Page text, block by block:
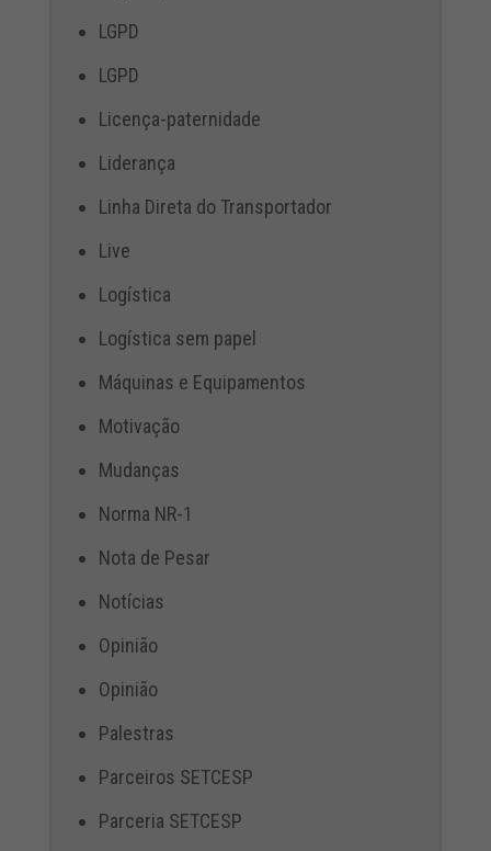
LGPD
LGPD
Licença-paternidade
Liderança
Linha Direta do Transportador
Live
Logística
Logística sem papel
Máquinas e Equipamentos
Motivação
Mudanças
Norma NR-1
Nota de Pesar
Notícias
Opinião
Opinião
Palestras
Parceiros SETCESP
Parceria SETCESP